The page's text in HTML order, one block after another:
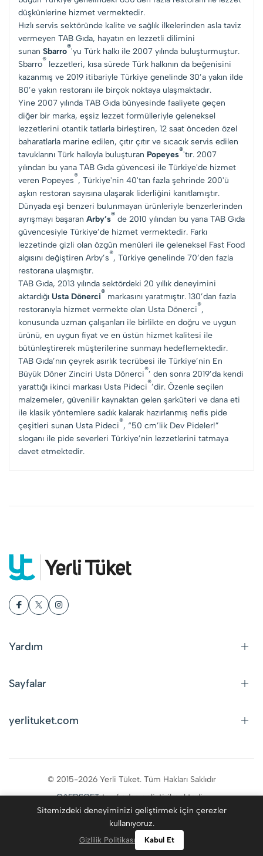
düşkünlerine hizmet vermektedir.
Hızlı servis sektöründe kalite ve sağlık ilkelerinden asla taviz
vermeyen TAB Gıda, hayatın en lezzetli dilimini
sunan Sbarro®'yu Türk halkı ile 2007 yılında buluşturmuştur.
Sbarro® lezzetleri, kısa sürede Türk halkının da beğenisini
kazanmış ve 2019 itibariyle Türkiye genelinde 30’a yakın ilde
80’e yakın restoranı ile birçok noktaya ulaşmaktadır.
Yine 2007 yılında TAB Gıda bünyesinde faaliyete geçen
diğer bir marka, eşsiz lezzet formülleriyle geleneksel
lezzetlerini otantik tatlarla birleştiren, 12 saat önceden özel
baharatlarla marine edilen, çıtır çıtır ve sıcacık servis edilen
tavuklarını Türk halkıyla buluşturan Popeyes®'tır. 2007
yılından bu yana TAB Gıda güvencesi ile Türkiye'de hizmet
veren Popeyes®, Türkiye'nin 40'tan fazla şehrinde 200'ü
aşkın restoran sayısına ulaşarak liderliğini kanıtlamıştır.
Dünyada eşi benzeri bulunmayan ürünleriyle benzerlerinden
ayrışmayı başaran Arby’s® de 2010 yılından bu yana TAB Gıda
güvencesiyle Türkiye’de hizmet vermektedir. Farkı
lezzetinde gizli olan özgün menüleri ile geleneksel Fast Food
algısını değiştiren Arby’s®, Türkiye genelinde 70’den fazla
restorana ulaşmıştır.
TAB Gıda, 2013 yılında sektördeki 20 yıllık deneyimini
aktardığı Usta Dönerci® markasını yaratmıştır. 130’dan fazla
restoranıyla hizmet vermekte olan Usta Dönerci®,
konusunda uzman çalışanları ile birlikte en doğru ve uygun
ürünü, en uygun fiyat ve en üstün hizmet kalitesi ile
bütünleştirerek müşterilerine sunmayı hedeflemektedir.
TAB Gıda’nın çeyrek asırlık tecrübesi ile Türkiye’nin En
Büyük Döner Zinciri Usta Dönerci®’ den sonra 2019’da kendi
yarattığı ikinci markası Usta Pideci®’dir. Özenle seçilen
malzemeler, güvenilir kaynaktan gelen şarküteri ve dana eti
ile klasik yöntemlere sadık kalarak hazırlanmış nefis pide
çeşitleri sunan Usta Pideci®, “50 cm’lik Dev Pideler!”
sloganı ile pide severleri Türkiye’nin lezzetlerini tatmaya
davet etmektedir.
Yardım
Sayfalar
yerlituket.com
© 2015-2026 Yerli Tüket. Tüm Hakları Saklıdır
CAFDSOFTtarafından geliştirilmektedir.
Sitemizdeki deneyiminizi geliştirmek için çerezler
kullanıyoruz.
Gizlilik Politikası Kabul Et
Giriş Yap
0
Favoriler